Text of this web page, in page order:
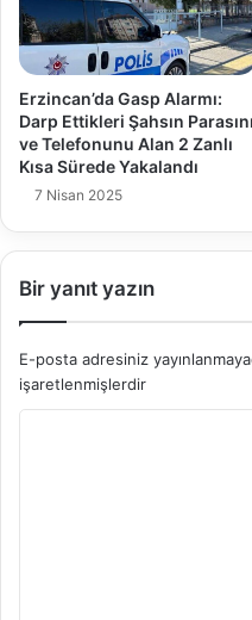
Erzincan’da Gasp Alarmı:
Darp Ettikleri Şahsın Parasını
ve Telefonunu Alan 2 Zanlı
Kısa Sürede Yakalandı
7 Nisan 2025
Bir yanıt yazın
E-posta adresiniz
işaretlenmişlerdir